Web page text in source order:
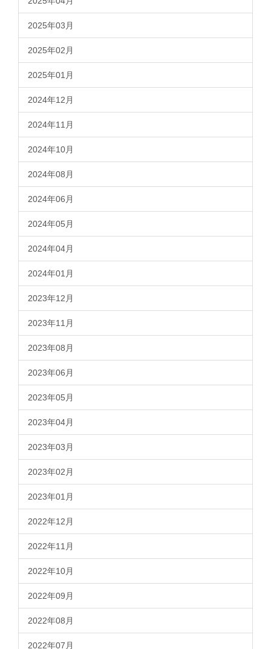
2025年03月
2025年02月
2025年01月
2024年12月
2024年11月
2024年10月
2024年08月
2024年06月
2024年05月
2024年04月
2024年01月
2023年12月
2023年11月
2023年08月
2023年06月
2023年05月
2023年04月
2023年03月
2023年02月
2023年01月
2022年12月
2022年11月
2022年10月
2022年09月
2022年08月
2022年07月